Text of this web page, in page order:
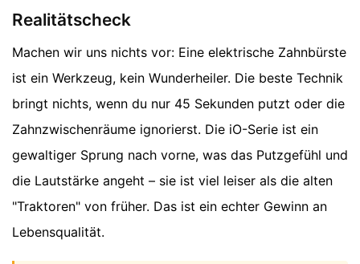
Realitätscheck
Machen wir uns nichts vor: Eine elektrische Zahnbürste
ist ein Werkzeug, kein Wunderheiler. Die beste Technik
bringt nichts, wenn du nur 45 Sekunden putzt oder die
Zahnzwischenräume ignorierst. Die iO-Serie ist ein
gewaltiger Sprung nach vorne, was das Putzgefühl und
die Lautstärke angeht – sie ist viel leiser als die alten
"Traktoren" von früher. Das ist ein echter Gewinn an
Lebensqualität.